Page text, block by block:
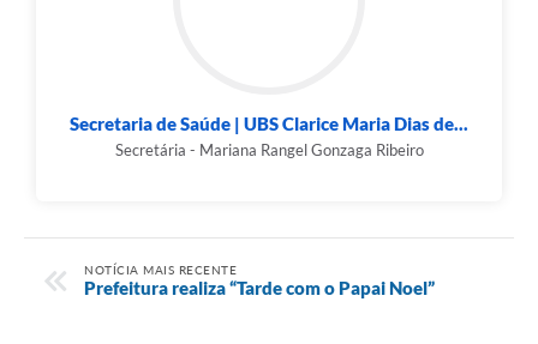
Secretaria de Saúde | UBS Clarice Maria Dias de...
Secretária - Mariana Rangel Gonzaga Ribeiro
NOTÍCIA MAIS RECENTE
Prefeitura realiza “Tarde com o Papai Noel”